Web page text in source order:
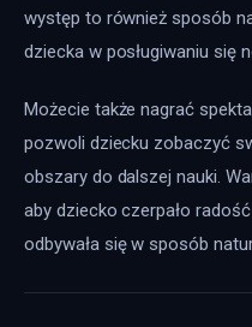
występ to również sposób
dziecka w posługiwaniu się
Możecie także nagrać
pozwoli dziecku zobaczyć
obszary do dalszej nauki.
aby dziecko czerpało
odbywała się w sposób